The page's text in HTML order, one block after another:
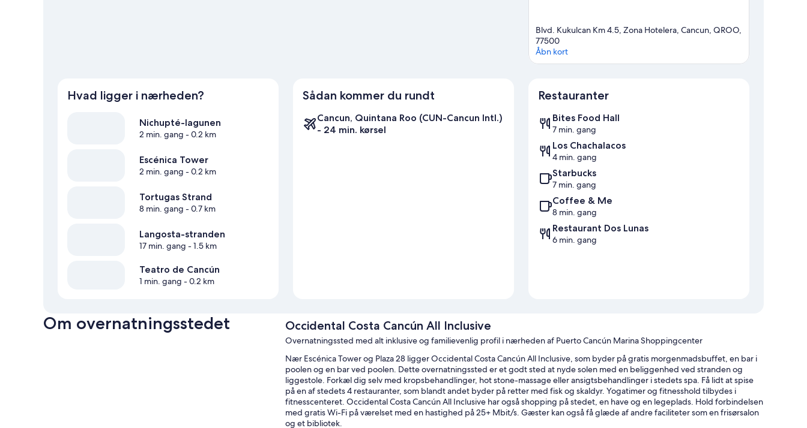
Blvd. Kukulcan Km 4.5, Zona Hotelera, Cancun, QROO,
77500
Åbn kort
Hvad ligger i nærheden?
Nichupté-lagunen
2 min. gang - 0.2 km
Escénica Tower
2 min. gang - 0.2 km
Tortugas Strand
8 min. gang - 0.7 km
Langosta-stranden
17 min. gang - 1.5 km
Teatro de Cancún
1 min. gang - 0.2 km
Sådan kommer du rundt
Cancun, Quintana Roo (CUN-Cancun Intl.)
- 24 min. kørsel
Restauranter
Bites Food Hall
7 min. gang
Los Chachalacos
4 min. gang
Starbucks
7 min. gang
Coffee & Me
8 min. gang
Restaurant Dos Lunas
6 min. gang
Om overnatningsstedet Occidental Costa Cancún All Inclusive
Overnatningssted med alt inklusive og familievenlig profil i nærheden af Puerto Cancún Marina Shoppingcenter
Nær Escénica Tower og Plaza 28 ligger Occidental Costa Cancún All Inclusive, som byder på gratis morgenmadsbuffet, en bar i
poolen og en bar ved poolen. Dette overnatningssted er et godt sted at nyde solen med en beliggenhed ved stranden og
liggestole. Forkæl dig selv med kropsbehandlinger, hot stone-massage eller ansigtsbehandlinger i stedets spa. Få lidt at spise
på en af stedets 4 restauranter, som blandt andet byder på retter med fisk og skaldyr. Yogatimer og fitnesshold tilbydes i
fitnesscenteret. Occidental Costa Cancún All Inclusive har også shopping på stedet, en have og en legeplads. Hold forbindelsen
med gratis Wi-Fi på værelset med en hastighed på 25+ Mbit/s. Gæster kan også få glæde af andre faciliteter som en frisørsalon
og et bibliotek.